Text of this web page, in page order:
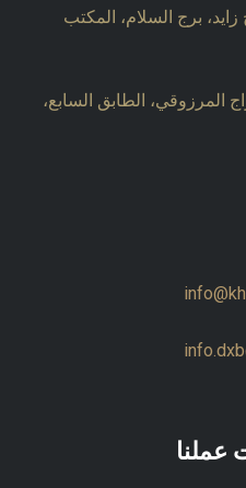
برج السلام، المكتب
المرزوقي، الطابق السابع،
عملنا